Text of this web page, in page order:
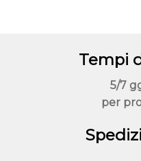
Tempi
5/7
per